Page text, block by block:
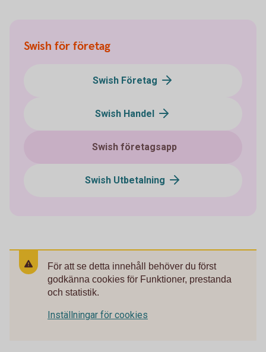
Swish för företag
Swish Företag
Swish Handel
Swish företagsapp
Swish Utbetalning
För att se detta innehåll behöver du först
godkänna cookies för Funktioner, prestanda
och statistik.
Inställningar för cookies